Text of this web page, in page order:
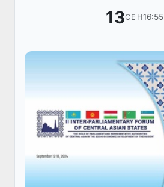
13СЕН16:55